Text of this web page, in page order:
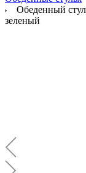
Обеденный
зеленый